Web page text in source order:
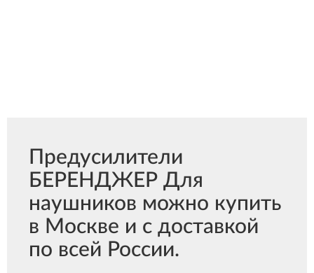
Предусилители
БЕРЕНДЖЕР Для
наушников можно купить
в Москве и с доставкой
по всей России.